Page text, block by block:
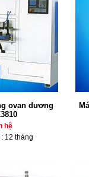
ovan dương
hệ
12 tháng